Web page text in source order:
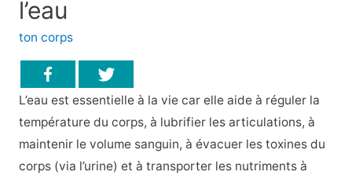
l’eau
ton corps
L’eau est essentielle à la vie car elle aide à réguler la
température du corps, à lubrifier les articulations, à
maintenir le volume sanguin, à évacuer les toxines du
corps (via l’urine) et à transporter les nutriments à